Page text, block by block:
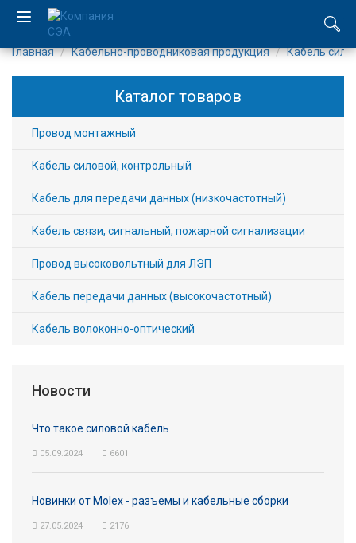
Компания
Услуги
Новости
Вакансии
авторизация
Производители
Контакты
Главная Кабельно-проводниковая продукция Кабель
Каталог товаров
Провод монтажный
Кабель силовой, контрольный
Кабель для передачи данных (низкочастотный)
Кабель связи, сигнальный, пожарной сигнализации
Провод высоковольтный для ЛЭП
Кабель передачи данных (высокочастотный)
Кабель волоконно-оптический
Новости
Что такое силовой кабель
05.09.2024 6601
Новинки от Molex - разъемы и кабельные сборки
27.05.2024 2176